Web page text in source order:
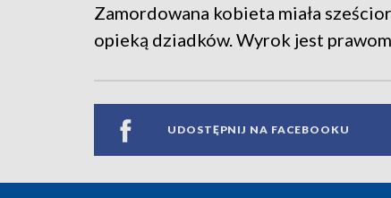
Zamordowana kobieta miała
opieką dziadków. Wyrok jest
UDOSTĘPNIJ NA FACEBOOKU